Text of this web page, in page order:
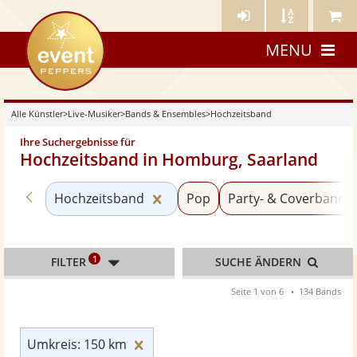
Künstler- Künstler Meine
eventpeppers
MENU
Alle Künstler>Live-Musiker>Bands & Ensembles>Hochzeitsband
Ihre Suchergebnisse für
Hochzeitsband in Homburg, Saarland
Zurück zu «Bands & Ensembles»
Hochzeitsband Kategorie «Hochzeitsband»
Pop Party- & Coverband
Umkreis: 150 km
FILTER 1 SUCHE ÄNDERN
Seite 1 von 6 134 Bands